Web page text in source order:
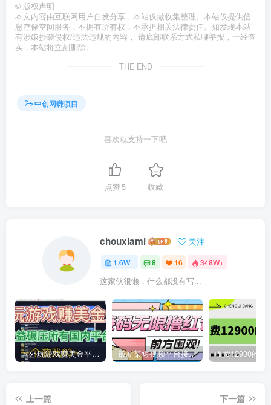
© 版权声明
本文内容由互联网用户自发分享，本站仅做收集整理。本站仅提供信
息存储空间服务，不拥有所有权，不承担相关法律责任。如发现本站
有涉嫌抄袭侵权/违法违规的内容， 请底部联系方式私聊举报，一经查
实，本站将立刻删除。
THE END
中创网赚项目
喜欢就支持一下吧
点赞5 收藏
chouxiami 关注
1.6W+ 8 16 348W+
这家伙很懒，什么都没有写...
国外玩游戏赚美金平台，一个游戏60+，收益碾压国内所有平台 最新某短视频平台接码看广告，无限撸1.3元项目【软件+详细操作教程】
上一篇
下一篇